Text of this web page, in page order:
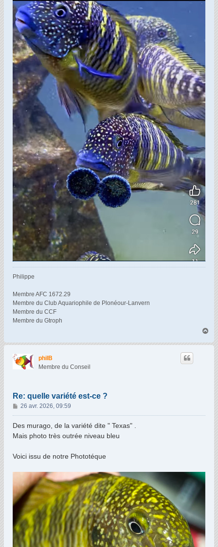
Philippe
Membre AFC 1672.29
Membre du Club Aquariophile de Plonéour-Lanvern
Membre du CCF
Membre du Gtroph
u
philB
Membre du Conseil
Re: quelle variété est-ce ?
M
e
s
a
e
26 avr. 2026, 09:59
Des murago, de la variété dite " Texas" .
Mais photo très outrée niveau bleu
Voici issu de notre Phototéque